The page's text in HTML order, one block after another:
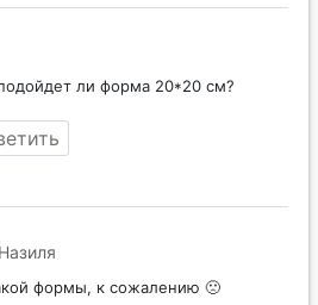
ли форма 20*20 см?
Назиля
формы, к сожалению 🙁